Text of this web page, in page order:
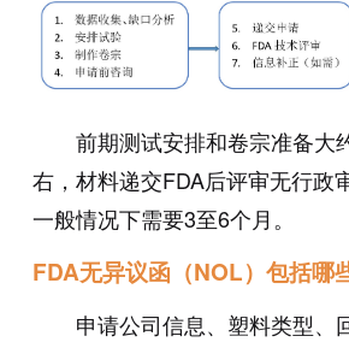
前期测试安排和卷宗准备大
右，材料递交FDA后评审无行政
一般情况下需要3至6个月。
FDA无异议函（NOL）包括哪
申请公司信息、塑料类型、